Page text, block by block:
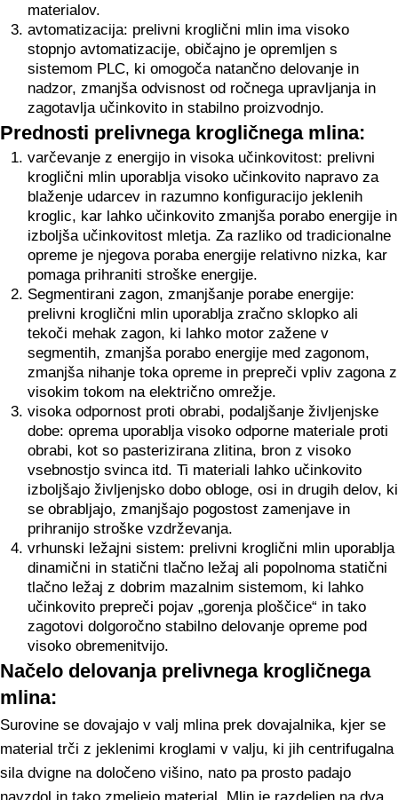
materialov.
avtomatizacija: prelivni kroglični mlin ima visoko
stopnjo avtomatizacije, običajno je opremljen s
sistemom PLC, ki omogoča natančno delovanje in
nadzor, zmanjša odvisnost od ročnega upravljanja in
zagotavlja učinkovito in stabilno proizvodnjo.
Prednosti prelivnega krogličnega mlina:
varčevanje z energijo in visoka učinkovitost: prelivni
kroglični mlin uporablja visoko učinkovito napravo za
blaženje udarcev in razumno konfiguracijo jeklenih
kroglic, kar lahko učinkovito zmanjša porabo energije in
izboljša učinkovitost mletja. Za razliko od tradicionalne
opreme je njegova poraba energije relativno nizka, kar
pomaga prihraniti stroške energije.
Segmentirani zagon, zmanjšanje porabe energije:
prelivni kroglični mlin uporablja zračno sklopko ali
tekoči mehak zagon, ki lahko motor zažene v
segmentih, zmanjša porabo energije med zagonom,
zmanjša nihanje toka opreme in prepreči vpliv zagona z
visokim tokom na električno omrežje.
visoka odpornost proti obrabi, podaljšanje življenjske
dobe: oprema uporablja visoko odporne materiale proti
obrabi, kot so pasterizirana zlitina, bron z visoko
vsebnostjo svinca itd. Ti materiali lahko učinkovito
izboljšajo življenjsko dobo obloge, osi in drugih delov, ki
se obrabljajo, zmanjšajo pogostost zamenjave in
prihranijo stroške vzdrževanja.
vrhunski ležajni sistem: prelivni kroglični mlin uporablja
dinamični in statični tlačno ležaj ali popolnoma statični
tlačno ležaj z dobrim mazalnim sistemom, ki lahko
učinkovito prepreči pojav „gorenja ploščice“ in tako
zagotovi dolgoročno stabilno delovanje opreme pod
visoko obremenitvijo.
Načelo delovanja prelivnega krogličnega
mlina:
Surovine se dovajajo v valj mlina prek dovajalnika, kjer se
material trči z jeklenimi kroglami v valju, ki jih centrifugalna
sila dvigne na določeno višino, nato pa prosto padajo